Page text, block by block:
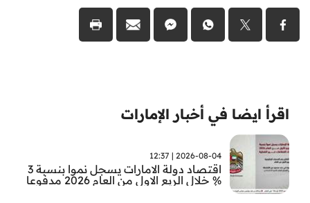
اقرأ ايضا في أخبار الإمارات
2026-08-04 | 12:37
اقتصاد دولة الامارات يسجل نموا بنسبة 3
% خلال الربع الاول من العام 2026 مدفوعا